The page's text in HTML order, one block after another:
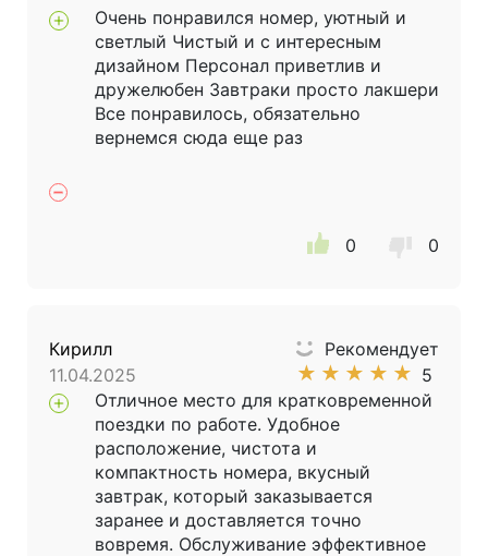
Очень понравился номер, уютный и
светлый Чистый и с интересным
дизайном Персонал приветлив и
дружелюбен Завтраки просто лакшери
Все понравилось, обязательно
вернемся сюда еще раз
0 0
Кирилл
11.04.2025
Рекомендует
★ ★ ★ ★ ★ 5
Отличное место для кратковременной
поездки по работе. Удобное
расположение, чистота и
компактность номера, вкусный
завтрак, который заказывается
заранее и доставляется точно
вовремя. Обслуживание эффективное